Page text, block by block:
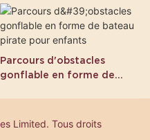
Parcours d'obstacles
gonflable en forme de
Limited. Tous droits